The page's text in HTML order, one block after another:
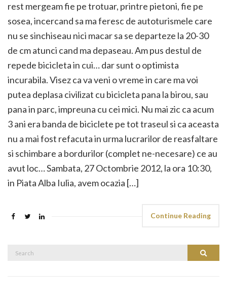
rest mergeam fie pe trotuar, printre pietoni, fie pe
sosea, incercand sa ma feresc de autoturismele care
nu se sinchiseau nici macar sa se departeze la 20-30
de cm atunci cand ma depaseau. Am pus destul de
repede bicicleta in cui… dar sunt o optimista
incurabila. Visez ca va veni o vreme in care ma voi
putea deplasa civilizat cu bicicleta pana la birou, sau
pana in parc, impreuna cu cei mici. Nu mai zic ca acum
3 ani era banda de biciclete pe tot traseul si ca aceasta
nu a mai fost refacuta in urma lucrarilor de reasfaltare
si schimbare a bordurilor (complet ne-necesare) ce au
avut loc… Sambata, 27 Octombrie 2012, la ora 10:30,
in Piata Alba Iulia, avem ocazia […]
Continue Reading
Search